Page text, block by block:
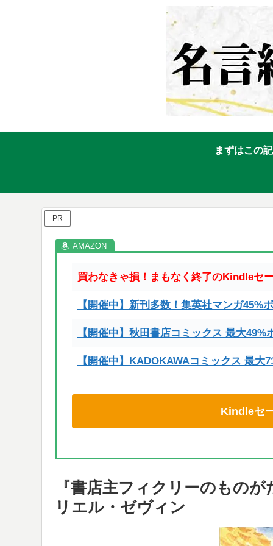
まずはこの
PR
買わなきゃ損！まもなく終了のKindleセ
【開催中】新刊多数！集英社マンガ45%
【開催中】秋田書店コミックス 最大49%
【開催中】KADOKAWAコミックス 最大
Kindleセ
『書店主フィクリーのもの
リエル・ゼヴィン